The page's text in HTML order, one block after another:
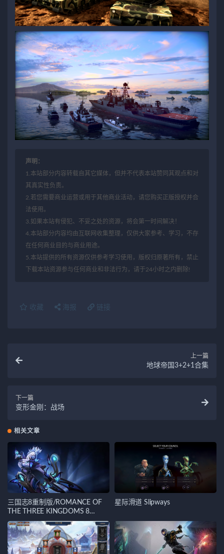
声明：
1.本站部分内容转载自其它媒体，但并不代表本站赞同其观点和对
其真实性负责。
2.若您需要商业运营或用于其他商业活动，请您购买正版授权并合
法使用。
3.如果本站有侵犯、不妥之处的资源，将会第一时间解决！
4.本站部分内容均由互联网收集整理，仅供大家参考、学习，不存
在任何商业目的与商业用途。
5.本站提供的所有资源仅供参考学习使用，版权归原著所有，禁止
下载本站资源参与任何商业和非法行为，请于24小时之内删除!
收藏 海报 链接
上一篇
地球帝国3+2+1合集
下一篇
变形金刚：战场
相关文章
三国志8重制版/ROMANCE OF
THE THREE KINGDOMS 8
REMAKE
星际滑道 Slipways